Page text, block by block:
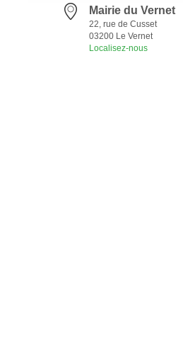
Mairie du Vernet
22, rue de Cusset
03200 Le Vernet
Localisez-nous